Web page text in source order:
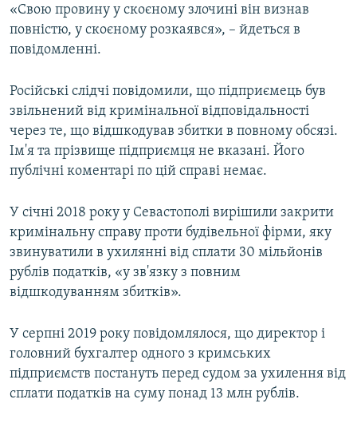
ІНФОГРАФІКА
ДОЛУЧАЙСЯ!
Усі сайти RFE/RL
«Свою провину у скоєному злочині він визнав
повністю, у скоєному розкаявся», – йдеться в
повідомленні.
Російські слідчі повідомили, що підприємець був
звільнений від кримінальної відповідальності
через те, що відшкодував збитки в повному обсязі.
Ім'я та прізвище підприємця не вказані. Його
публічні коментарі по цій справі немає.
У січні 2018 року у Севастополі вирішили закрити
кримінальну справу проти будівельної фірми, яку
звинуватили в ухилянні від сплати 30 мільйонів
рублів податків, «у зв'язку з повним
відшкодуванням збитків».
У серпні 2019 року повідомлялося, що директор і
головний бухгалтер одного з кримських
підприємств постануть перед судом за ухилення від
сплати податків на суму понад 13 млн рублів.